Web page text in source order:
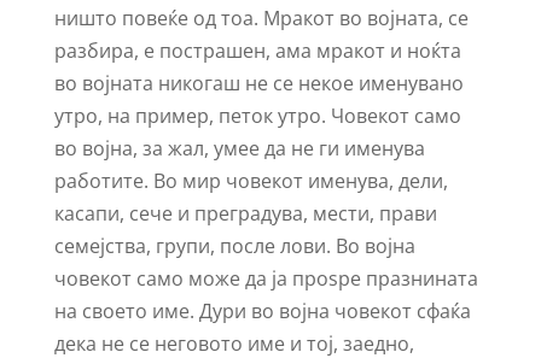
ништо повеќе од тоа. Мракот во војната, се
разбира, е пострашен, ама мракот и ноќта
во војната никогаш не се некое именувано
утро, на пример, петок утро. Човекот само
во војна, за жал, умее да не ги именува
работите. Во мир човекот именува, дели,
касапи, сече и преградува, мести, прави
семејства, групи, пoсле лови. Во војна
човекот само може да ја проѕре празнината
на своето име. Дури во војна човекот сфаќа
дека не се неговото име и тој, заедно,